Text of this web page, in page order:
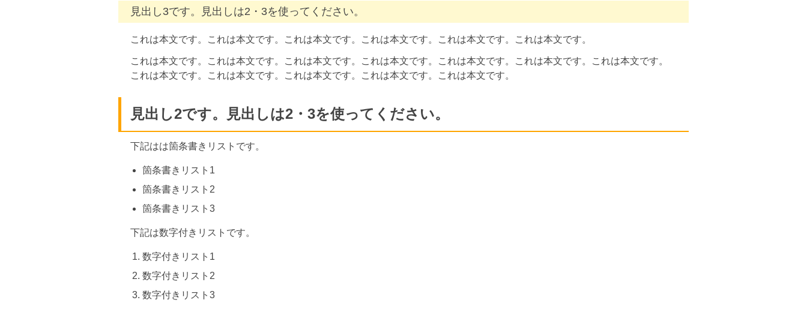
見出し3です。見出しは2・3を使ってください。
これは本文です。これは本文です。これは本文です。これは本文です。これは本文です。これは本文です。
これは本文です。これは本文です。これは本文です。これは本文です。これは本文です。これは本文です。これは本文です。
これは本文です。これは本文です。これは本文です。これは本文です。これは本文です。
見出し2です。見出しは2・3を使ってください。
下記はは箇条書きリストです。
箇条書きリスト1
箇条書きリスト2
箇条書きリスト3
下記は数字付きリストです。
数字付きリスト1
数字付きリスト2
数字付きリスト3